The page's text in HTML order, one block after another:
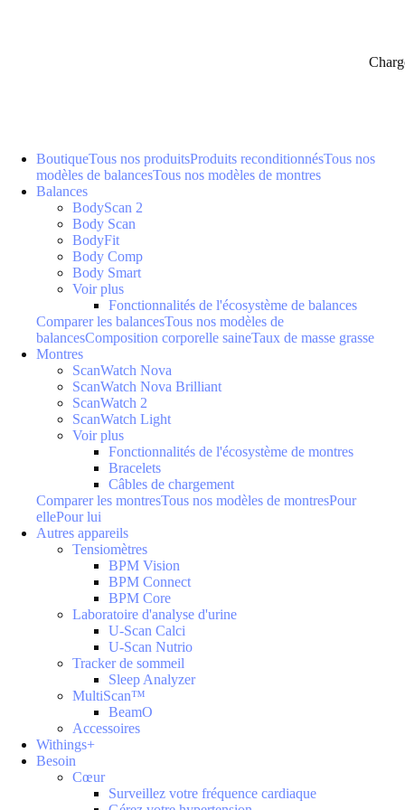
BoutiqueTous nos produitsProduits reconditionnésTous nos
modèles de balancesTous nos modèles de montres
Balances
BodyScan 2
Body Scan
BodyFit
Body Comp
Body Smart
Voir plus
Fonctionnalités de l'écosystème de balances
Comparer les balancesTous nos modèles de
balancesComposition corporelle saineTaux de masse grasse
Montres
ScanWatch Nova
ScanWatch Nova Brilliant
ScanWatch 2
ScanWatch Light
Voir plus
Fonctionnalités de l'écosystème de montres
Bracelets
Câbles de chargement
Comparer les montresTous nos modèles de montresPour
ellePour lui
Autres appareils
Tensiomètres
BPM Vision
BPM Connect
BPM Core
Laboratoire d'analyse d'urine
U-Scan Calci
U-Scan Nutrio
Tracker de sommeil
Sleep Analyzer
MultiScan™
BeamO
Accessoires
Withings+
Besoin
Cœur
Surveillez votre fréquence cardiaque